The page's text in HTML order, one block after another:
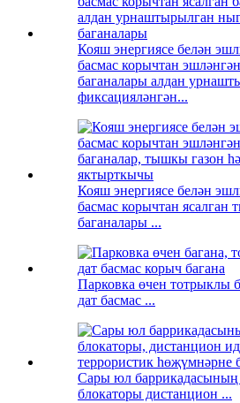
Кояш энергиясе белән
басмас корычтан
баганалары алдан
фиксацияләнгән...
Кояш энергиясе белән
басмас корычтан ясалган
баганалары ...
Парковка өчен тотрыклы
дат басмас ...
Сары юл
блокаторы дистанцион ...